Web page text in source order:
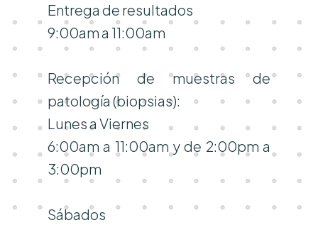
Entrega de resultados
9:00am a 11:00am
Recepción de muestras de
patología (biopsias):
Lunes a Viernes
6:00am a 11:00am y de 2:00pm a
3:00pm
Sábados